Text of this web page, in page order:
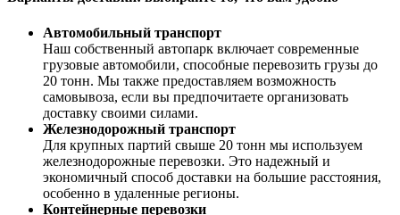
Автомобильный транспорт
Наш собственный автопарк включает современные
грузовые автомобили, способные перевозить грузы до
20 тонн. Мы также предоставляем возможность
самовывоза, если вы предпочитаете организовать
доставку своими силами.
Железнодорожный транспорт
Для крупных партий свыше 20 тонн мы используем
железнодорожные перевозки. Это надежный и
экономичный способ доставки на большие расстояния,
особенно в удаленные регионы.
Контейнерные перевозки